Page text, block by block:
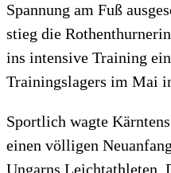
Spannung am Fuß
stieg die
ins intensive Training
Trainingslagers im Mai
Sportlich wagte
einen völligen
Ungarns Leichtathleten.